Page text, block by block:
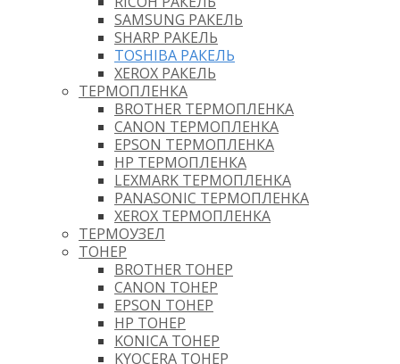
SAMSUNG РАКЕЛЬ
SHARP РАКЕЛЬ
TOSHIBA РАКЕЛЬ
XEROX РАКЕЛЬ
ТЕРМОПЛЕНКА
BROTHER ТЕРМОПЛЕНКА
CANON ТЕРМОПЛЕНКА
EPSON ТЕРМОПЛЕНКА
HP ТЕРМОПЛЕНКА
LEXMARK ТЕРМОПЛЕНКА
PANASONIC ТЕРМОПЛЕНКА
XEROX ТЕРМОПЛЕНКА
ТЕРМОУЗЕЛ
ТОНЕР
BROTHER ТОНЕР
CANON ТОНЕР
EPSON ТОНЕР
HP ТОНЕР
KONICA ТОНЕР
KYOCERA ТОНЕР